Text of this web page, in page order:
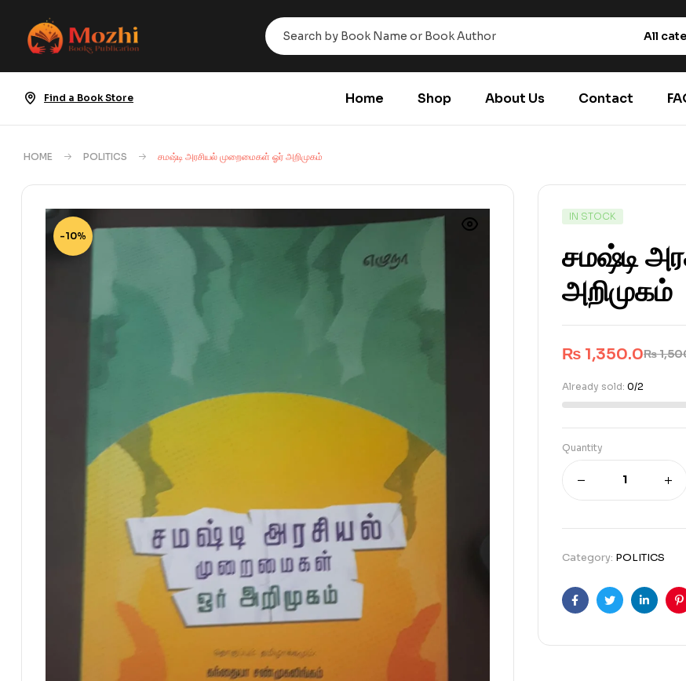
All
Find a Book Store Home Shop About Us Contact
HOME POLITICS சமஷ்டி அரசியல் முறைமைகள் ஓர் அறிமுகம்
-10%
IN STOCK
சமஷ்டி
அறிமுகம்
₨
₨ 1,350.0
Already sold: 0/2
Quantity
Category: POLITICS
FacebookTwitter